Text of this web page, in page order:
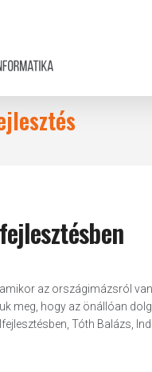
az országimázsról
meg, hogy az önállóan
Tóth Balázs,